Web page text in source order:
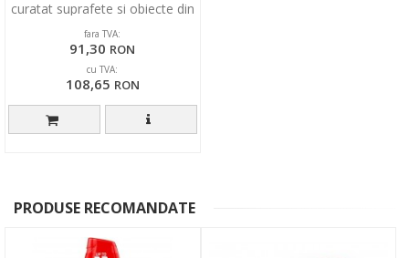
curatat suprafete si obiecte din
sticla
fara TVA:
91,30 RON
cu TVA:
108,65 RON
PRODUSE RECOMANDATE